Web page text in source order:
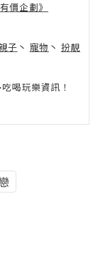
價企劃》
子 丶 寵物 丶 扮靚
喝玩樂資訊！